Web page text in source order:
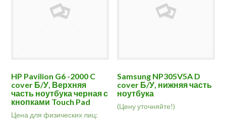
HP Pavilion G6 -2000 C
cover Б/У, Верхняя
часть ноутбука черная с
кнопками Touch Pad
Цена для физических лиц:
Samsung NP305V5A D
cover Б/У, нижняя часть
ноутбука
(Цену уточняйте!)